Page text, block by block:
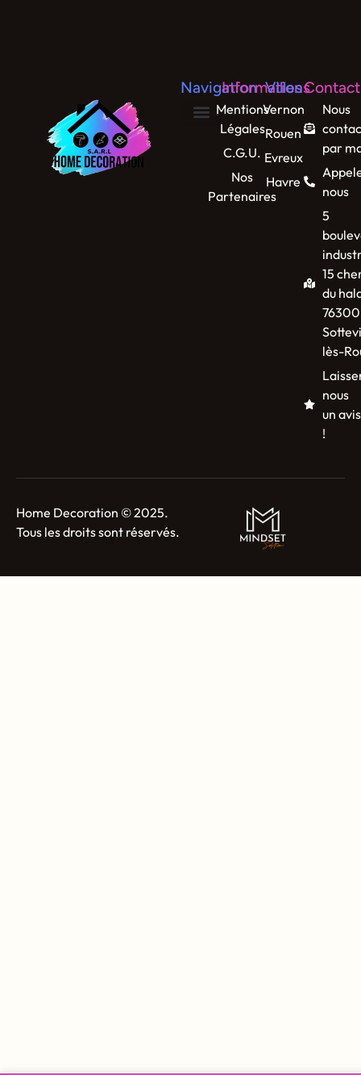
NavigationInformations
Mentions
Légales
C.G.U.
Nos
Partenaires
Villes
Vernon
Rouen
Evreux
Havre
Contact
Nous
par
nous
5
15
du
76300
lès-
nous
un avis
!
Home Decoration © 2025.
Tous les droits sont réservés.